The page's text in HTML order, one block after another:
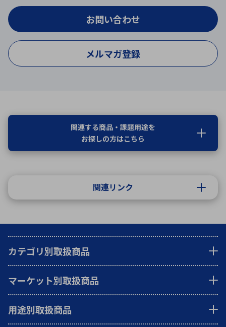
お問い合わせ
メルマガ登録
関連する商品・課題用途を
お探しの方はこちら
関連リンク
カテゴリ別取扱商品
マーケット別取扱商品
用途別取扱商品